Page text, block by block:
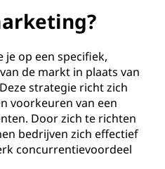
op een specifiek,
de markt in plaats van
strategie richt zich
voorkeuren van een
Door zich te richten
bedrijven zich effectief
concurrentievoordeel